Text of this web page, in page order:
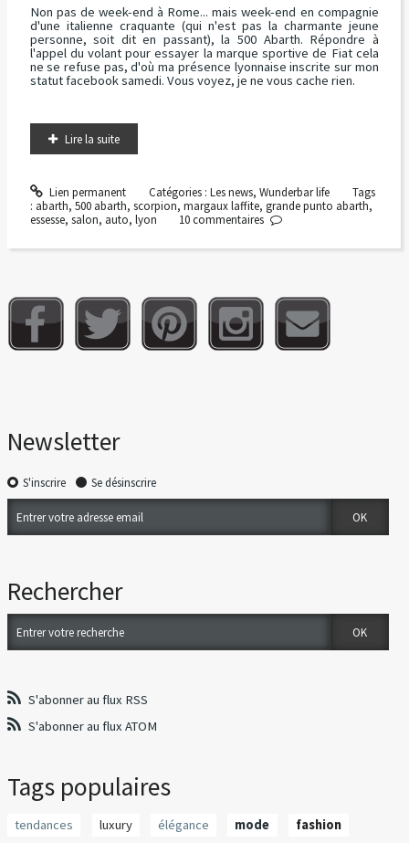
Non pas de week-end à Rome... mais week-end en compagnie
d'une italienne craquante (qui n'est pas la charmante jeune
personne, soit dit en passant), la 500 Abarth. Répondre à
l'appel du volant pour essayer la marque sportive de Fiat cela
ne se refuse pas, d'où ma présence lyonnaise inscrite sur mon
statut facebook samedi. Vous voyez, je ne vous cache rien.
Lire la suite
Lien permanent Catégories : Les news, Wunderbar life
Tags
: abarth, 500 abarth, scorpion, margaux laffite, grande punto abarth,
essesse, salon, auto, lyon 10commentaires
Newsletter
S'inscrire Se désinscrire
Rechercher
S'abonner au flux RSS
S'abonner au flux ATOM
Tags populaires
tendances luxury élégance mode
fashion